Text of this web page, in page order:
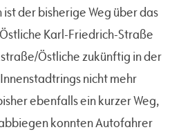
der bisherige Weg über das
Karl-Friedrich-Straße
Östliche zukünftig in der
nicht mehr
ebenfalls ein kurzer Weg,
konnten Autofahrer